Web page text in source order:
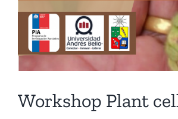
Workshop Plant